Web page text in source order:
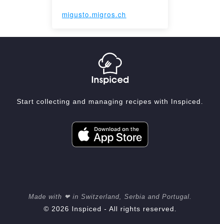
migusto.migros.ch
Start collecting and managing recipes with Inspiced.
Made with ❤ in Switzerland, Serbia and Portugal.
© 2026 Inspiced - All rights reserved.